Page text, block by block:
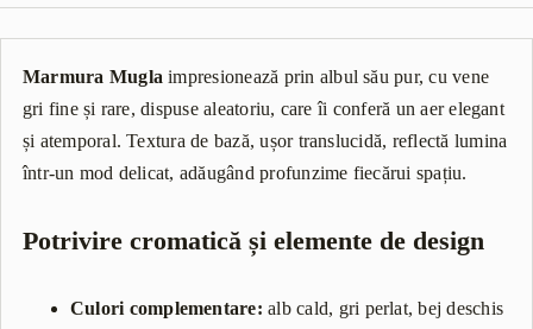
Marmura Mugla impresionează prin albul său pur, cu vene
gri fine și rare, dispuse aleatoriu, care îi conferă un aer elegant
și atemporal. Textura de bază, ușor translucidă, reflectă lumina
într-un mod delicat, adăugând profunzime fiecărui spațiu.
Potrivire cromatică și elemente de design
Culori complementare: alb cald, gri perlat, bej deschis